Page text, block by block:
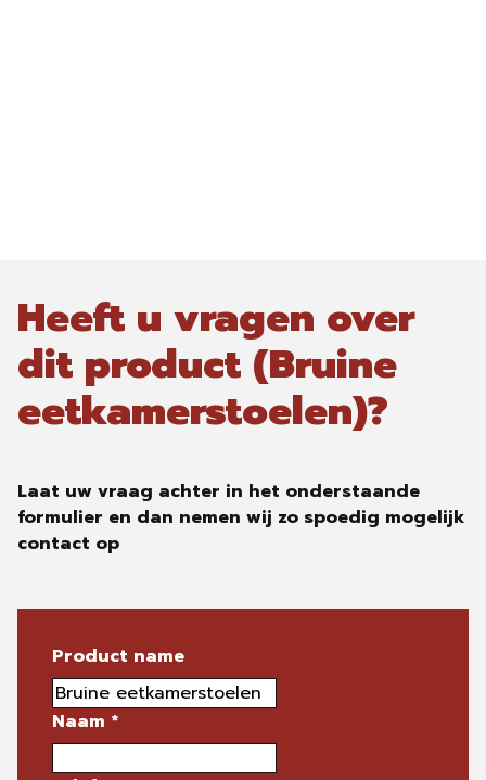
Heeft u vragen over
dit product (Bruine
eetkamerstoelen)?
Laat uw vraag achter in het onderstaande
formulier en dan nemen wij zo spoedig mogelijk
contact op
Product name
Naam *